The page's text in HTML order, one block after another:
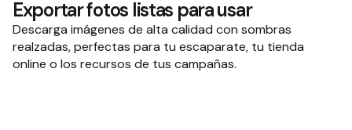
Exportar fotos listas para usar
Descarga imágenes de alta calidad con sombras
realzadas, perfectas para tu escaparate, tu tienda
online o los recursos de tus campañas.